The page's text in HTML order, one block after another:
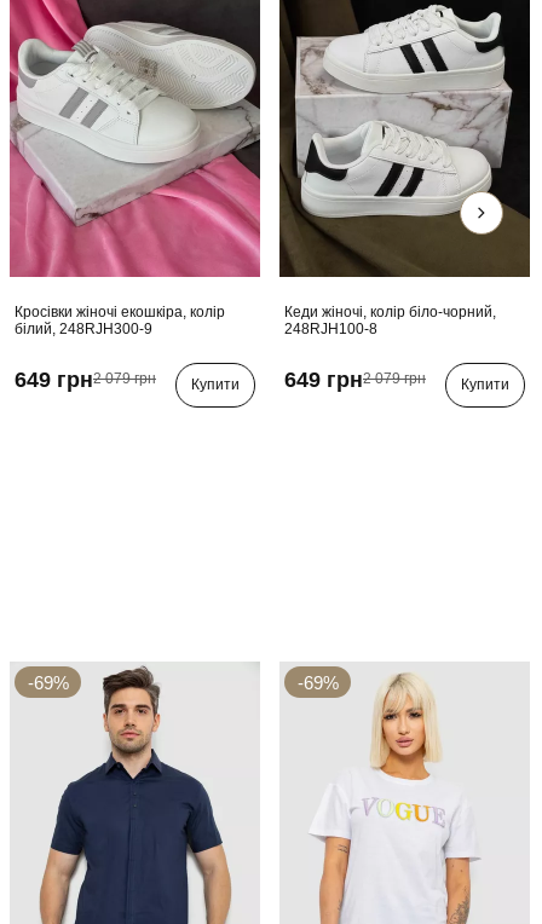
Кросівки жіночі екошкіра, колір
білий, 248RJH300-9
649 грн2 079 грн Купити
Кеди жіночі, колір біло-чорний,
248RJH100-8
649 грн2 079 грн Купити
-69% -69%